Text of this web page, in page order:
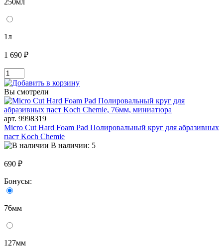
1л
1 690 ₽
Вы смотрели
арт. 9998319
Micro Cut Hard Foam Pad Полировальный круг для абразивных
паст Koch Chemie
В наличии: 5
690 ₽
Бонусы:
76мм
127мм